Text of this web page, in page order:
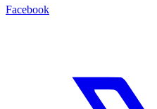
Facebook